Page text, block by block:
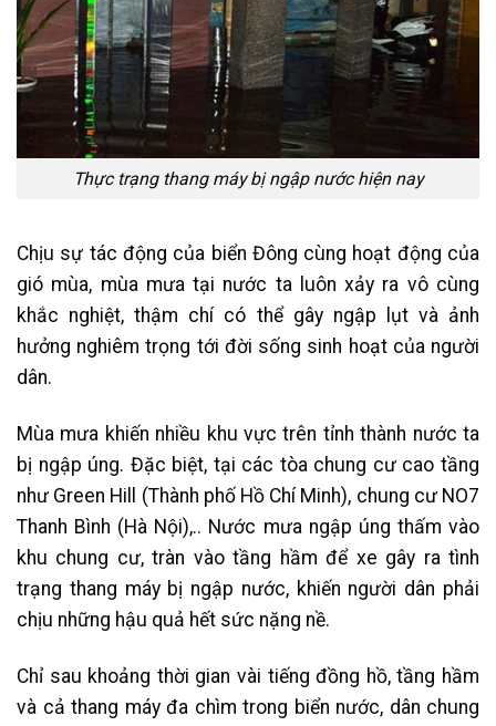
Thực trạng thang máy bị ngập nước hiện nay
Chịu sự tác động của biển Đông cùng hoạt động của
gió mùa, mùa mưa tại nước ta luôn xảy ra vô cùng
khắc nghiệt, thậm chí có thể gây ngập lụt và ảnh
hưởng nghiêm trọng tới đời sống sinh hoạt của người
dân.
Mùa mưa khiến nhiều khu vực trên tỉnh thành nước ta
bị ngập úng. Đặc biệt, tại các tòa chung cư cao tầng
như Green Hill (Thành phố Hồ Chí Minh), chung cư NO7
Thanh Bình (Hà Nội),.. Nước mưa ngập úng thấm vào
khu chung cư, tràn vào tầng hầm để xe gây ra tình
trạng thang máy bị ngập nước, khiến người dân phải
chịu những hậu quả hết sức nặng nề.
Chỉ sau khoảng thời gian vài tiếng đồng hồ, tầng hầm
và cả thang máy đa chìm trong biển nước, dân chung